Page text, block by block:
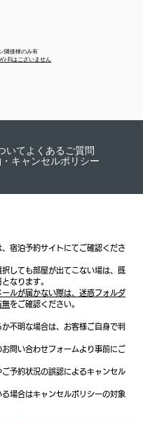
隣接棟のみ有
Fiはございません
いてよくあるご質問
キャンセルポリシー
宿泊予約サイトにてご確認くださ
しても部屋が出てこない場は、既
なります。​
ルが届かない際は、迷惑フォルダ
無をご確認ください。
不明な場合は、お客様ご自身で判
問い合わせフォームより事前にご
予約状況の誤認によるキャンセル
場合はキャンセルポリシーの対象